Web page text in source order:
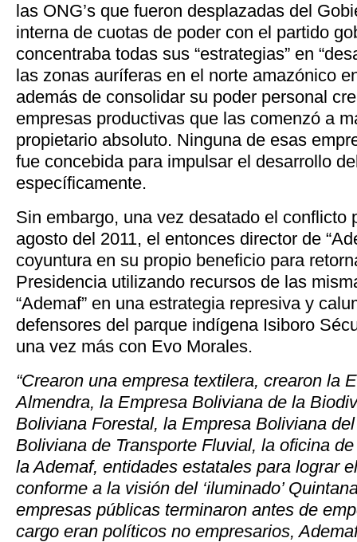
las ONG’s que fueron desplazadas del
interna de cuotas de poder con el partido
concentraba todas sus “estrategias” en
las zonas auríferas en el norte amazónico
además de consolidar su poder personal
empresas productivas que las comenzó a
propietario absoluto. Ninguna de esas
fue concebida para impulsar el desarrollo
específicamente.
Sin embargo, una vez desatado el conflicto
agosto del 2011, el entonces director de
coyuntura en su propio beneficio para
Presidencia utilizando recursos de las
“Ademaf” en una estrategia represiva y
defensores del parque indígena Isiboro
una vez más con Evo Morales.
“Crearon una empresa textilera, crearon la
Almendra, la Empresa Boliviana de la
Boliviana Forestal, la Empresa Boliviana
Boliviana de Transporte Fluvial, la oficina
la Ademaf, entidades estatales para lograr
conforme a la visión del ‘iluminado’
empresas públicas terminaron antes de
cargo eran políticos no empresarios,